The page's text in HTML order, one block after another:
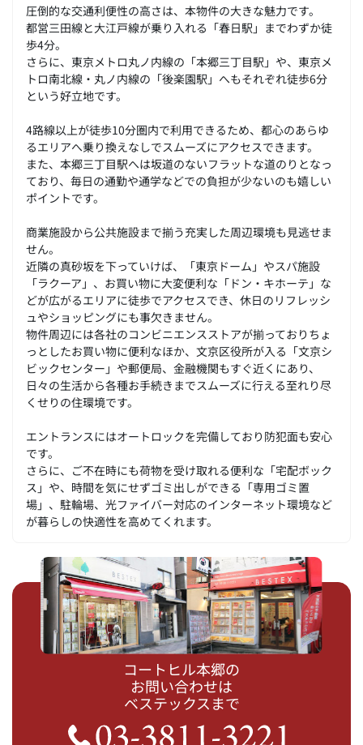
圧倒的な交通利便性の高さは、本物件の大きな魅力です。
都営三田線と大江戸線が乗り入れる「春日駅」までわずか徒
歩4分。
さらに、東京メトロ丸ノ内線の「本郷三丁目駅」や、東京メ
トロ南北線・丸ノ内線の「後楽園駅」へもそれぞれ徒歩6分
という好立地です。
4路線以上が徒歩10分圏内で利用できるため、都心のあらゆ
るエリアへ乗り換えなしでスムーズにアクセスできます。
また、本郷三丁目駅へは坂道のないフラットな道のりとなっ
ており、毎日の通勤や通学などでの負担が少ないのも嬉しい
ポイントです。
商業施設から公共施設まで揃う充実した周辺環境も見逃せま
せん。
近隣の真砂坂を下っていけば、「東京ドーム」やスパ施設
「ラクーア」、お買い物に大変便利な「ドン・キホーテ」な
どが広がるエリアに徒歩でアクセスでき、休日のリフレッシ
ュやショッピングにも事欠きません。
物件周辺には各社のコンビニエンスストアが揃っておりちょ
っとしたお買い物に便利なほか、文京区役所が入る「文京シ
ビックセンター」や郵便局、金融機関もすぐ近くにあり、
日々の生活から各種お手続きまでスムーズに行える至れり尽
くせりの住環境です。
エントランスにはオートロックを完備しており防犯面も安心
です。
さらに、ご不在時にも荷物を受け取れる便利な「宅配ボック
ス」や、時間を気にせずゴミ出しができる「専用ゴミ置
場」、駐輪場、光ファイバー対応のインターネット環境など
が暮らしの快適性を高めてくれます。
コートヒル本郷の
お問い合わせは
ベステックスまで